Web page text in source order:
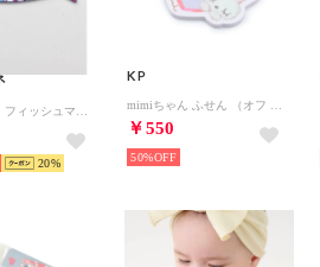
20
KP
￥550
50%